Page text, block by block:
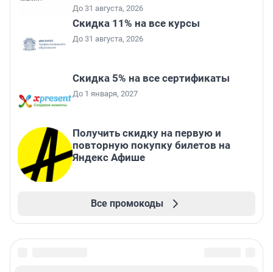
До 31 августа, 2026
Скидка 11% на все курсы
До 31 августа, 2026
Скидка 5% на все сертификаты
До 1 января, 2027
Получить скидку на первую и
повторную покупку билетов на
Яндекс Афише
Все промокоды